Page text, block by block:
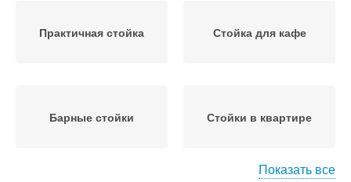
Практичная стойка Стойка для кафе
Барные стойки Стойки в квартире
Показать все